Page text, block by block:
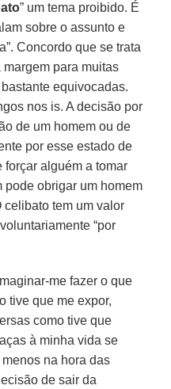
” um tema proibido. É
sobre o assunto e
Concordo que se trata
para muitas
equivocadas.
nos is. A decisão por
de um homem ou de
por esse estado de
alguém a tomar
obrigar um homem
celibato tem um valor
“por
me fazer o que
tive que me expor,
como tive que
à minha vida se
na hora das
de sair da